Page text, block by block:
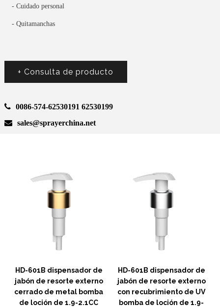
- Cuidado personal
- Quitamanchas
+ Consulta de producto
0086-574-62530191 62530199
sales@sprayerchina.net
HD-601B dispensador de
jabón de resorte externo
cerrado de metal bomba
de loción de 1.9-2.1CC
HD-601B dispensador de
jabón de resorte externo
con recubrimiento de UV
bomba de loción de 1.9-